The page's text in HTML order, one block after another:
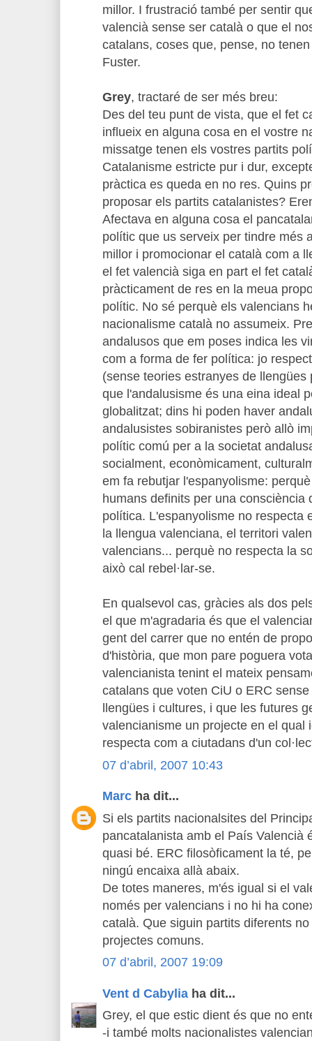
millor. I frustració també per sentir
valencià sense ser català o que el
catalans, coses que, pense, no
Fuster.
Grey, tractaré de ser més breu:
Des del teu punt de vista, que el fet
influeix en alguna cosa en el vostre
missatge tenen els vostres partits
Catalanisme estricte pur i dur,
pràctica es queda en no res. Quins
proposar els partits catalanistes?
Afectava en alguna cosa el
polític que us serveix per tindre més
millor i promocionar el català com a
el fet valencià siga en part el fet
pràcticament de res en la meua
polític. No sé perquè els valencians
nacionalisme català no assumeix.
andalusos que em poses indica les
com a forma de fer política: jo
(sense teories estranyes de
que l'andalusisme és una eina ideal
globalitzat; dins hi poden haver
andalusistes sobiranistes però allò
polític comú per a la societat
socialment, econòmicament,
em fa rebutjar l'espanyolisme:
humans definits per una consciència
política. L'espanyolisme no respecta
la llengua valenciana, el territori
valencians... perquè no respecta la
això cal rebel·lar-se.
En qualsevol cas, gràcies als dos
el que m'agradaria és que el
gent del carrer que no entén de
d'història, que mon pare poguera
valencianista tenint el mateix
catalans que voten CiU o ERC
llengües i cultures, i que les futures
valencianisme un projecte en el qual
respecta com a ciutadans d'un
07 d’abril, 2007 10:43
Marc ha dit...
Si els partits nacionalsites del
pancatalanista amb el País Valencià
quasi bé. ERC filosòficament la té,
ningú encaixa allà abaix.
De totes maneres, m'és igual si el
només per valencians i no hi ha
català. Que siguin partits diferents
projectes comuns.
07 d’abril, 2007 19:09
Vent d Cabylia ha dit...
Grey, el que estic dient és que no
-i també molts nacionalistes